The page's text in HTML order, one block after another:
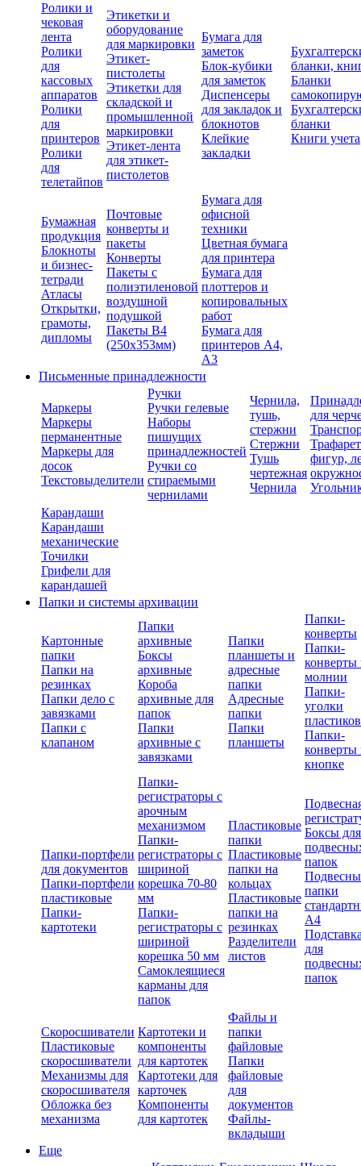
Ролики и
чековая
лента
Ролики
для
кассовых
аппаратов
Ролики
для
принтеров
Ролики
для
телетайпов
Этикетки и
оборудование
для маркировки
Этикет-
пистолеты
Этикетки для
складской и
промышленной
маркировки
Этикет-лента
для этикет-
пистолетов
Бумага для
заметок
Блок-кубики
для заметок
Диспенсеры
для закладок и
блокнотов
Клейкие
закладки
бланки,
Бланки
бланки
Книги учета
Бумажная
продукция
Блокноты
и бизнес-
тетради
Атласы
Открытки,
грамоты,
дипломы
Почтовые
конверты и
пакеты
Конверты
Пакеты с
полиэтиленовой
воздушной
подушкой
Пакеты В4
(250х353мм)
Бумага для
офисной
техники
Цветная бумага
для принтера
Бумага для
плоттеров и
копировальных
работ
Бумага для
принтеров А4,
А3
Письменные принадлежности
Маркеры
Маркеры
перманентные
Маркеры для
досок
Текстовыделители
Ручки
Ручки гелевые
Наборы
пишущих
принадлежностей
Ручки со
стираемыми
чернилами
Чернила,
тушь,
стержни
Стержни
Тушь
чертежная
Чернила
для
фигур,
Карандаши
Карандаши
механические
Точилки
Грифели для
карандашей
Папки и системы архивации
Картонные
папки
Папки на
резинках
Папки дело с
завязками
Папки с
клапаном
Папки
архивные
Боксы
архивные
Короба
архивные для
папок
Папки
архивные с
завязками
Папки
планшеты и
адресные
папки
Адресные
папки
Папки
планшеты
Папки-
конверты
Папки-
конверты
молнии
Папки-
уголки
Папки-
конверты
кнопке
Папки-портфели
для документов
Папки-портфели
пластиковые
Папки-
картотеки
Папки-
регистраторы с
арочным
механизмом
Папки-
регистраторы с
шириной
корешка 70-80
мм
Папки-
регистраторы с
шириной
корешка 50 мм
Самоклеящиеся
карманы для
папок
Пластиковые
папки
Пластиковые
папки на
кольцах
Пластиковые
папки на
резинках
Разделители
листов
Боксы для
папок
папки
А4
для
папок
Скоросшиватели
Пластиковые
скоросшиватели
Механизмы для
скоросшивателя
Обложка без
механизма
Картотеки и
компоненты
для картотек
Картотеки для
карточек
Компоненты
для картотек
Файлы и
папки
файловые
Папки
файловые
для
документов
Файлы-
вкладыши
Еще